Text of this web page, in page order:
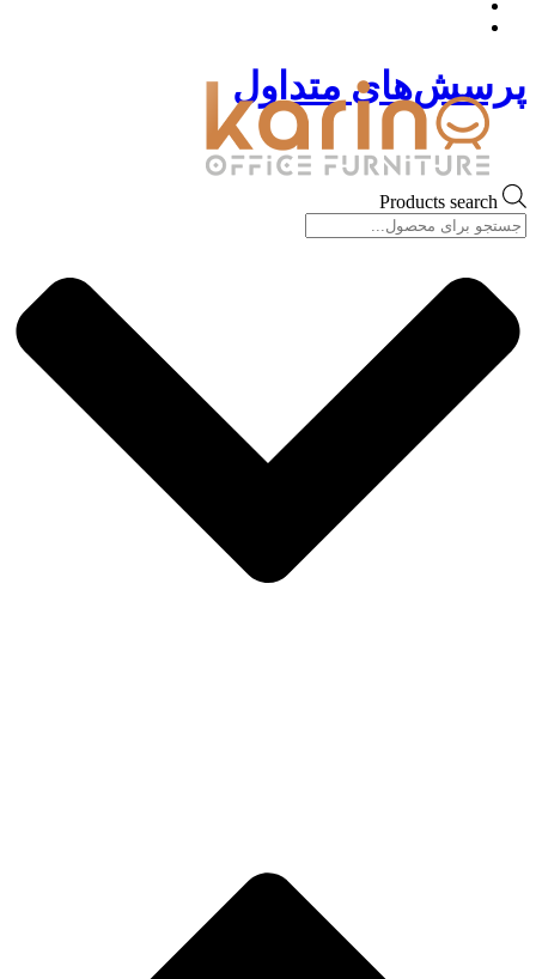
Products search
پرسش‌های متداول